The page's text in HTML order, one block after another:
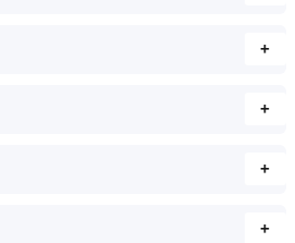
+
+
+
+